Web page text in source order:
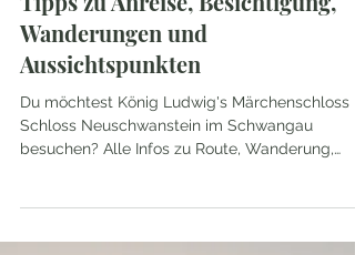
Neuschwanstein in Schwangau:
Tipps zu Anreise, Besichtigung,
Wanderungen und
Aussichtspunkten
Du möchtest König Ludwig's Märchenschloss